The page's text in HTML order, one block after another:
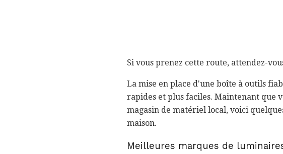
Si vous prenez cette route, attendez-
La mise en place d'une boîte à outils
rapides et plus faciles. Maintenant que
magasin de matériel local, voici
maison.
Meilleures marques de